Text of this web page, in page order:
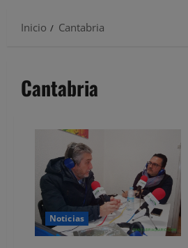
Inicio
Cantabria
Cantabria
Noticias